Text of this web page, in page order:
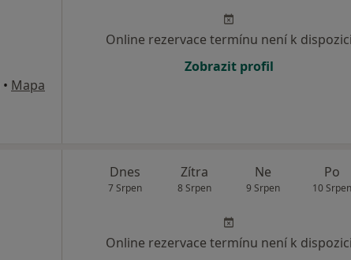
• Mapa
Online rezervace termínu není k dispozici
Zobrazit profil
Dnes
7 Srpen
Zítra
8 Srpen
Ne
9 Srpen
Po
10 Srpen
Online rezervace termínu není k dispozici